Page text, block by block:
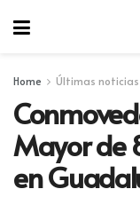
Home Últimas noticias
Mayor de
en